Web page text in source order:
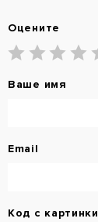
Оцените
Ваше имя
Email
Код с картинки